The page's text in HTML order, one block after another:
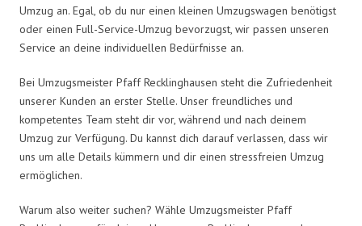
Umzug an. Egal, ob du nur einen kleinen Umzugswagen benötigst
oder einen Full-Service-Umzug bevorzugst, wir passen unseren
Service an deine individuellen Bedürfnisse an.
Bei Umzugsmeister Pfaff Recklinghausen steht die Zufriedenheit
unserer Kunden an erster Stelle. Unser freundliches und
kompetentes Team steht dir vor, während und nach deinem
Umzug zur Verfügung. Du kannst dich darauf verlassen, dass wir
uns um alle Details kümmern und dir einen stressfreien Umzug
ermöglichen.
Warum also weiter suchen? Wähle Umzugsmeister Pfaff